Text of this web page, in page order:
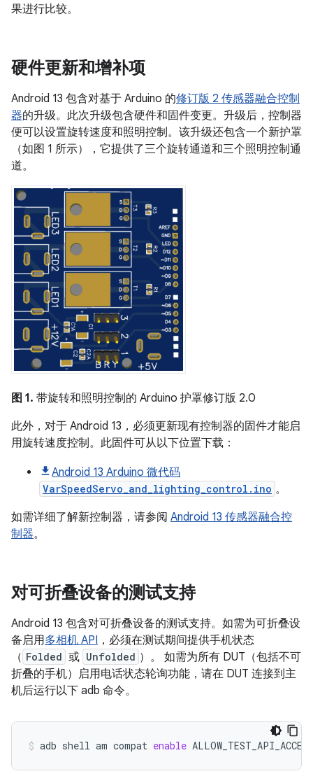
果进行比较。
硬件更新和增补项
Android 13 包含对基于 Arduino 的修订版 2 传感器融合控制
器的升级。此次升级包含硬件和固件变更。升级后，控制器
便可以设置旋转速度和照明控制。该升级还包含一个新护罩
（如图 1 所示），它提供了三个旋转通道和三个照明控制通
道。
图 1. 带旋转和照明控制的 Arduino 护罩修订版 2.0
此外，对于 Android 13，必须更新现有控制器的固件才能启
用旋转速度控制。此固件可从以下位置下载：
Android 13 Arduino 微代码
VarSpeedServo_and_lighting_control.ino 。
如需详细了解新控制器，请参阅 Android 13 传感器融合控
制器。
对可折叠设备的测试支持
Android 13 包含对可折叠设备的测试支持。如需为可折叠设
备启用多相机 API ，必须在测试期间提供手机状态
（ Folded 或 Unfolded ）。 如需为所有 DUT（包括不可
折叠的手机）启用电话状态轮询功能，请在 DUT 连接到主
机后运行以下 adb 命令。
adb shell am compat enable ALLOW_TEST_API_ACCESS